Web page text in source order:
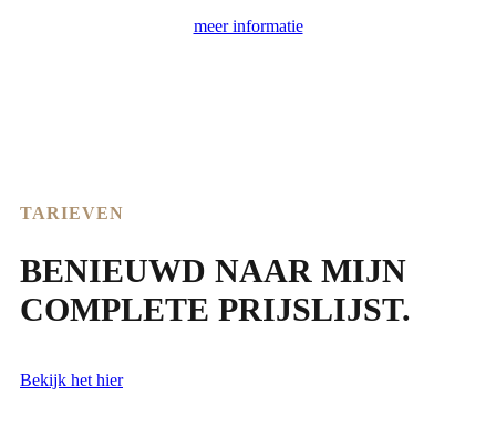
meer informatie
TARIEVEN
BENIEUWD NAAR MIJN
COMPLETE PRIJSLIJST.
Bekijk het hier